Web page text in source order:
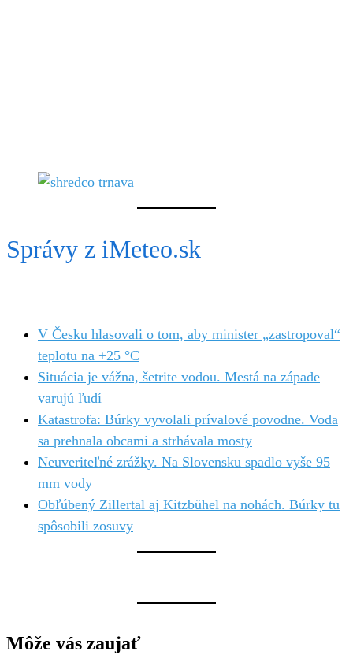
Správy z iMeteo.sk
V Česku hlasovali o tom, aby minister „zastropoval“
teplotu na +25 °C
Situácia je vážna, šetrite vodou. Mestá na západe
varujú ľudí
Katastrofa: Búrky vyvolali prívalové povodne. Voda
sa prehnala obcami a strhávala mosty
Neuveriteľné zrážky. Na Slovensku spadlo vyše 95
mm vody
Obľúbený Zillertal aj Kitzbühel na nohách. Búrky tu
spôsobili zosuvy
Môže vás zaujať